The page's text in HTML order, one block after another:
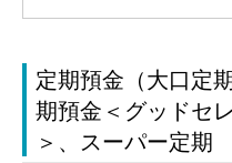
定期預金（大口定
期預金＜グッドセ
＞、スーパー定期